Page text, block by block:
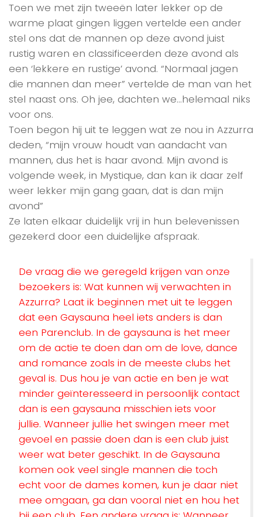
Toen we met zijn tweeën later lekker op de
warme plaat gingen liggen vertelde een ander
stel ons dat de mannen op deze avond juist
rustig waren en classificeerden deze avond als
een ‘lekkere en rustige’ avond. “Normaal jagen
die mannen dan meer” vertelde de man van het
stel naast ons. Oh jee, dachten we…helemaal niks
voor ons.
Toen begon hij uit te leggen wat ze nou in Azzurra
deden, “mijn vrouw houdt van aandacht van
mannen, dus het is haar avond. Mijn avond is
volgende week, in Mystique, dan kan ik daar zelf
weer lekker mijn gang gaan, dat is dan mijn
avond”
Ze laten elkaar duidelijk vrij in hun belevenissen
gezekerd door een duidelijke afspraak.
De vraag die we geregeld krijgen van onze
bezoekers is: Wat kunnen wij verwachten in
Azzurra? Laat ik beginnen met uit te leggen
dat een Gaysauna heel iets anders is dan
een Parenclub. In de gaysauna is het meer
om de actie te doen dan om de love, dance
and romance zoals in de meeste clubs het
geval is. Dus hou je van actie en ben je wat
minder geïnteresseerd in persoonlijk contact
dan is een gaysauna misschien iets voor
jullie. Wanneer jullie het swingen meer met
gevoel en passie doen dan is een club juist
weer wat beter geschikt. In de Gaysauna
komen ook veel single mannen die toch
echt voor de dames komen, kun je daar niet
mee omgaan, ga dan vooral niet en hou het